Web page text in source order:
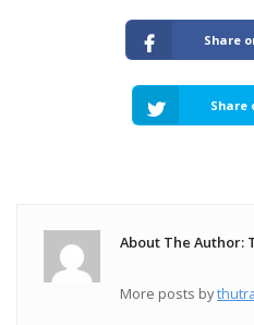
Share
Share
About The Author:
More posts by